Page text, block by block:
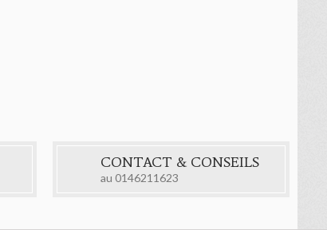
CONTACT & CONSEILS
au 0146211623